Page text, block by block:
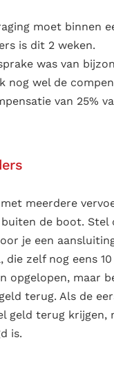
moet binnen
is dit 2 weken.
was van
nog wel de
van 25%
meerdere
de boot.
je een
zelf nog eens
maar
terug. Als de
geld terug
is.